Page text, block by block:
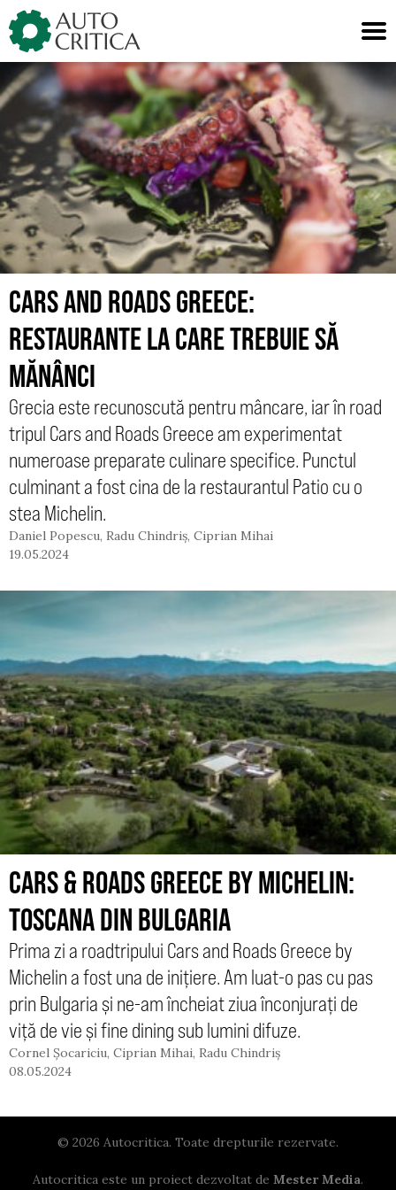
Skip
to
content
CARS AND ROADS GREECE:
RESTAURANTE LA CARE TREBUIE SĂ
MĂNÂNCI
Grecia este recunoscută pentru mâncare, iar în road
tripul Cars and Roads Greece am experimentat
numeroase preparate culinare specifice. Punctul
culminant a fost cina de la restaurantul Patio cu o
stea Michelin.
Daniel Popescu, Radu Chindriș, Ciprian Mihai
19.05.2024
CARS & ROADS GREECE BY MICHELIN:
TOSCANA DIN BULGARIA
Prima zi a roadtripului Cars and Roads Greece by
Michelin a fost una de inițiere. Am luat-o pas cu pas
prin Bulgaria și ne-am încheiat ziua înconjurați de
viță de vie și fine dining sub lumini difuze.
Cornel Șocariciu, Ciprian Mihai, Radu Chindriș
08.05.2024
© 2026 Autocritica. Toate drepturile rezervate.
Autocritica este un proiect dezvoltat de Mester Media.